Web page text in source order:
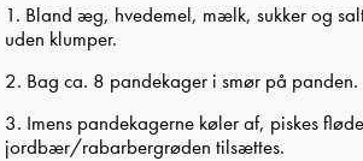
1. Bland æg, hvedemel, mælk, sukker og
uden klumper.
2. Bag ca. 8 pandekager i smør på panden.
3. Imens pandekagerne køler af, piskes
jordbær/rabarbergrøden tilsættes.